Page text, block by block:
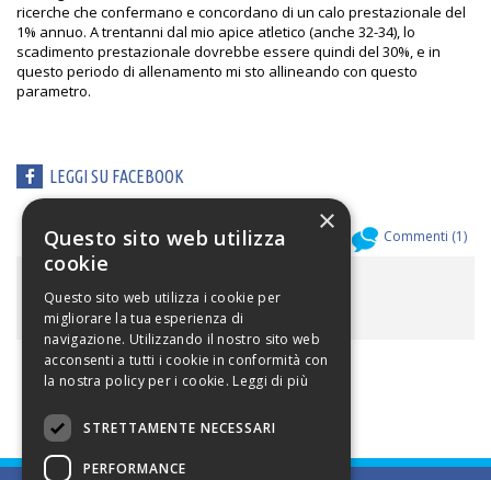
ricerche che confermano e concordano di un calo prestazionale del
1% annuo. A trentanni dal mio apice atletico (anche 32-34), lo
scadimento prestazionale dovrebbe essere quindi del 30%, e in
questo periodo di allenamento mi sto allineando con questo
parametro.
LEGGI SU FACEBOOK
Allegati ( Commenti (1)
ALLEGATI
×
Questo sito web utilizza
cookie
Questo sito web utilizza i cookie per
migliorare la tua esperienza di
navigazione. Utilizzando il nostro sito web
acconsenti a tutti i cookie in conformità con
la nostra policy per i cookie. Leggi di più
STRETTAMENTE NECESSARI
PERFORMANCE